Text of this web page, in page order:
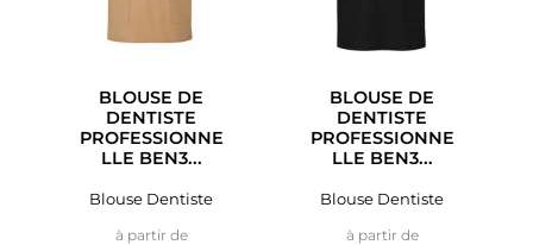
BLOUSE DE
DENTISTE
PROFESSIONNE
LLE BEN3...
Blouse Dentiste
à partir dePrix
BLOUSE DE
DENTISTE
PROFESSIONNE
LLE BEN3...
Blouse Dentiste
à partir dePrix